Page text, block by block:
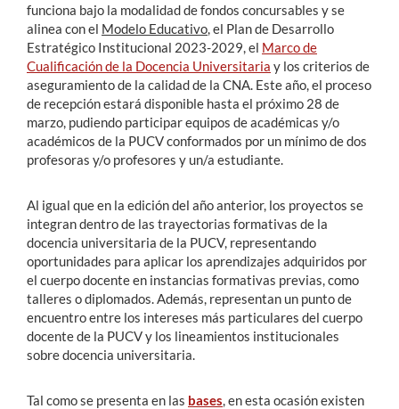
funciona bajo la modalidad de fondos concursables y se
alinea con el Modelo Educativo , el Plan de Desarrollo
Estratégico Institucional 2023-2029, el Marco de
Cualificación de la Docencia Universitaria y los criterios de
aseguramiento de la calidad de la CNA. Este año, el proceso
de recepción estará disponible hasta el próximo 28 de
marzo, pudiendo participar equipos de académicas y/o
académicos de la PUCV conformados por un mínimo de dos
profesoras y/o profesores y un/a estudiante.
Al igual que en la edición del año anterior, los proyectos se
integran dentro de las trayectorias formativas de la
docencia universitaria de la PUCV, representando
oportunidades para aplicar los aprendizajes adquiridos por
el cuerpo docente en instancias formativas previas, como
talleres o diplomados. Además, representan un punto de
encuentro entre los intereses más particulares del cuerpo
docente de la PUCV y los lineamientos institucionales
sobre docencia universitaria.
Tal como se presenta en las bases , en esta ocasión existen